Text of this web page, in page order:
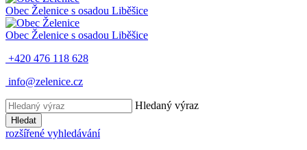
Obec Želenice s osadou Liběšice
Obec Želenice s osadou Liběšice
+420 476 118 628
info@zelenice.cz
Hledaný výraz
Hledat
rozšířené vyhledávání